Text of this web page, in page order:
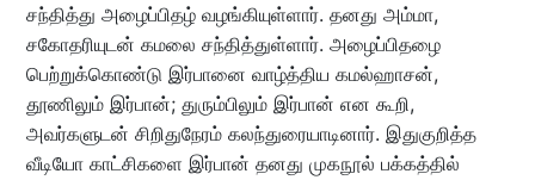
சந்தித்து அழைப்பிதழ் வழங்கியுள்ளார். தனது அம்மா,
சகோதரியுடன் கமலை சந்தித்துள்ளார். அழைப்பிதழை
பெற்றுக்கொண்டு இர்பானை வாழ்த்திய கமல்ஹாசன்,
தூணிலும் இர்பான்; துரும்பிலும் இர்பான் என கூறி,
அவர்களுடன் சிறிதுநேரம் கலந்துரையாடினார். இதுகுறித்த
வீடியோ காட்சிகளை இர்பான் தனது முகநூல் பக்கத்தில்